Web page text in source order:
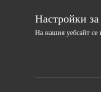
Настройки
На нашия уебсайт се
Необходими